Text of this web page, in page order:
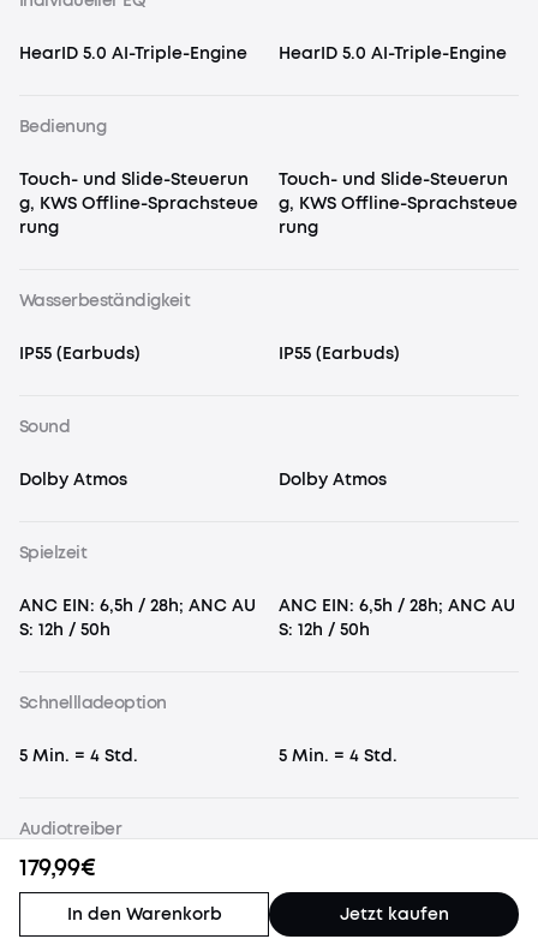
179,99€
In den Warenkorb Jetzt kaufen
HearID 5.0 AI-Triple-Engine HearID 5.0 AI-Triple-Engine
Bedienung
Touch- und Slide-Steuerun
g, KWS Offline-Sprachsteue
rung
Touch- und Slide-Steuerun
g, KWS Offline-Sprachsteue
rung
Wasserbeständigkeit
IP55 (Earbuds) IP55 (Earbuds)
Sound
Dolby Atmos Dolby Atmos
Spielzeit
ANC EIN: 6,5h / 28h; ANC AU
S: 12h / 50h
ANC EIN: 6,5h / 28h; ANC AU
S: 12h / 50h
Schnellladeoption
5 Min. = 4 Std. 5 Min. = 4 Std.
Audiotreiber
9,2mm dynamischer Treiber
(Wollpapier-Bio-Membran)
(Wollpapier-Bio-Membran)